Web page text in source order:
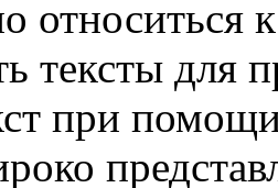
относиться
тексты для
при